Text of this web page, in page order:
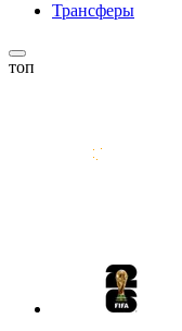
Трансферы
топ